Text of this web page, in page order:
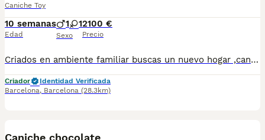
Caniche Toy
10 semanas
Edad
1 1
Sexo
2100 €
Precio
Criados en ambiente familiar buscas un nuevo hogar ,caniche toy color muy definido,socializados y de buen carácter ,los entregamos vacunados desparasitados chip y cartilla sanitaria , si vienes podrás ver a los padres todos de pura raza, escríbenos al WhatsApp 617885222
Criador
Identidad Verificada
Barcelona, Barcelona (28.3km)
Caniche chocolate